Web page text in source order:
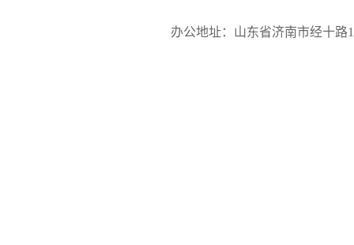
办公地址：山东省济南市经十路